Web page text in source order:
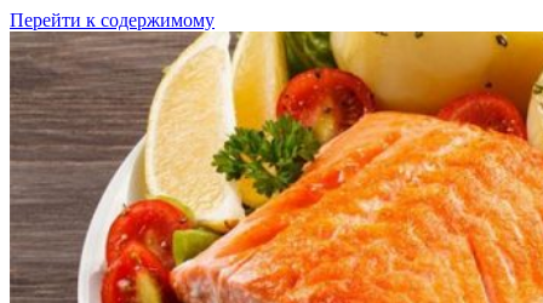
Перейти к содержимому